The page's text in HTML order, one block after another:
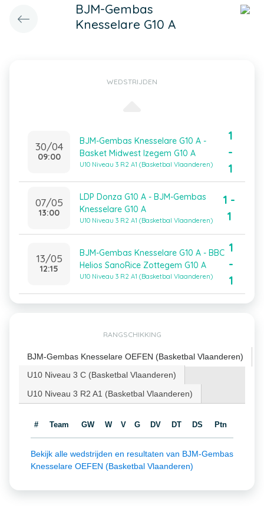
BJM-Gembas
Knesselare G10 A
WEDSTRIJDEN
30/04
09:00
BJM-Gembas Knesselare G10 A -
Basket Midwest Izegem G10 A
U10 Niveau 3 R2 A1 (Basketbal Vlaanderen)
1
-
1
07/05
13:00
LDP Donza G10 A - BJM-Gembas
Knesselare G10 A
U10 Niveau 3 R2 A1 (Basketbal Vlaanderen)
1 -
1
13/05
12:15
BJM-Gembas Knesselare G10 A - BBC
Helios SanoRice Zottegem G10 A
U10 Niveau 3 R2 A1 (Basketbal Vlaanderen)
1
-
1
RANGSCHIKKING
BJM-Gembas Knesselare OEFEN (Basketbal Vlaanderen)
U10 Niveau 3 C (Basketbal Vlaanderen)
U10 Niveau 3 R2 A1 (Basketbal Vlaanderen)
# Team GW W V G DV DT DS Ptn
Bekijk alle wedstrijden en resultaten van BJM-Gembas
Knesselare OEFEN (Basketbal Vlaanderen)